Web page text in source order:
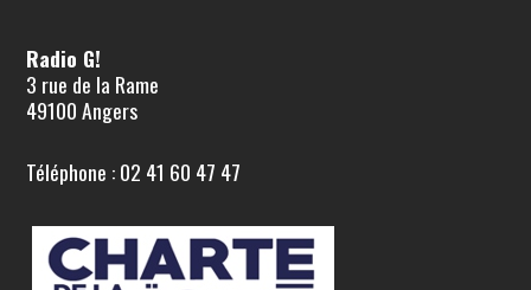
Radio G!
3 rue de la Rame
49100 Angers
Téléphone : 02 41 60 47 47